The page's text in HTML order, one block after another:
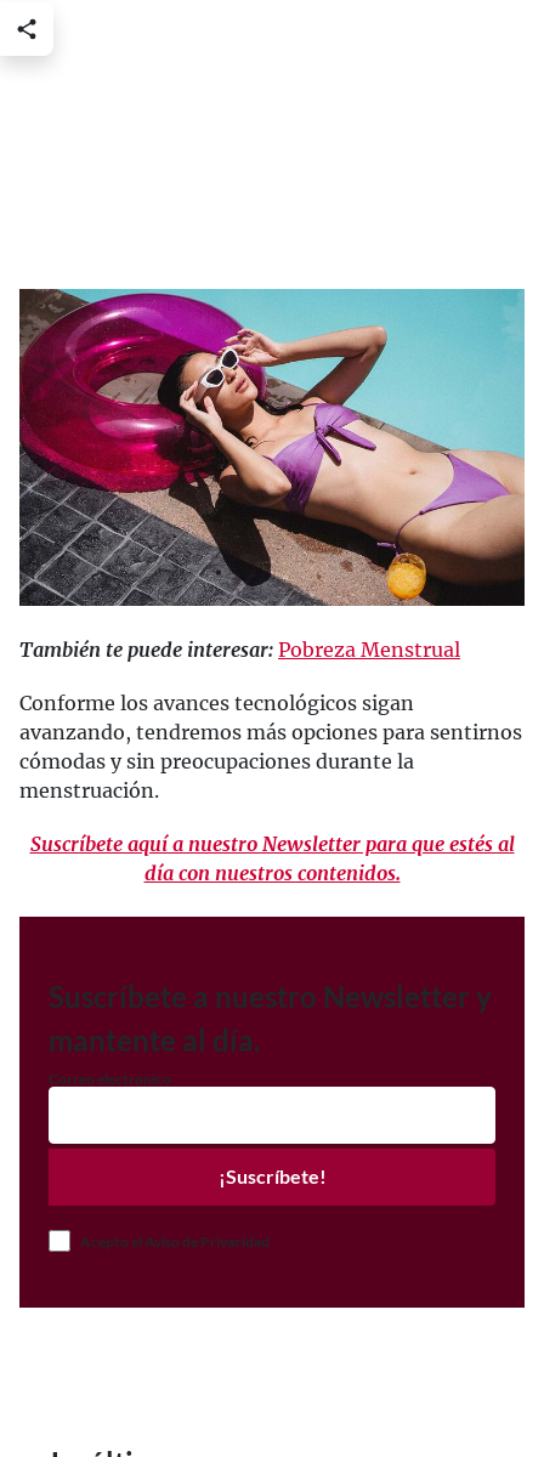
También te puede interesar: Pobreza Menstrual
Conforme los avances tecnológicos sigan
avanzando, tendremos más opciones para sentirnos
cómodas y sin preocupaciones durante la
menstruación.
Suscríbete aquí a nuestro Newsletter para que estés al
día con nuestros contenidos.
Suscríbete a nuestro Newsletter y
mantente al día.
Correo electrónico
¡Suscríbete!
Acepto el Aviso de Privacidad